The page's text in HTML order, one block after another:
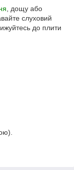
, дощу або
слуховий
до плити